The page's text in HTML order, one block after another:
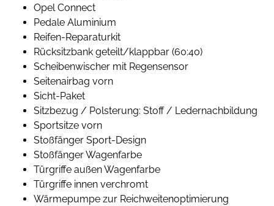
Opel Connect
Pedale Aluminium
Reifen-Reparaturkit
Rücksitzbank geteilt/klappbar (60:40)
Scheibenwischer mit Regensensor
Seitenairbag vorn
Sicht-Paket
Sitzbezug / Polsterung: Stoff / Ledernachbildung
Sportsitze vorn
Stoßfänger Sport-Design
Stoßfänger Wagenfarbe
Türgriffe außen Wagenfarbe
Türgriffe innen verchromt
Wärmepumpe zur Reichweitenoptimierung